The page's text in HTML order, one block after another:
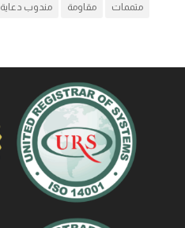
متممات مقاومة مندوب دعاية